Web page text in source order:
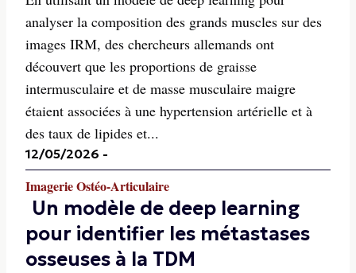
analyser la composition des grands muscles sur des
images IRM, des chercheurs allemands ont
découvert que les proportions de graisse
intermusculaire et de masse musculaire maigre
étaient associées à une hypertension artérielle et à
des taux de lipides et...
12/05/2026 -
Imagerie Ostéo-Articulaire
Un modèle de deep learning
pour identifier les métastases
osseuses à la TDM